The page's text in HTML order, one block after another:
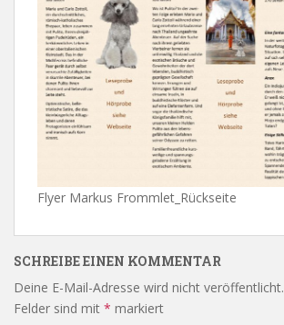
Flyer Markus Frommlet_Rückseite
SCHREIBE EINEN KOMMENTAR
Deine E-Mail-Adresse wird nicht veröffentlicht.
Felder sind mit * markiert